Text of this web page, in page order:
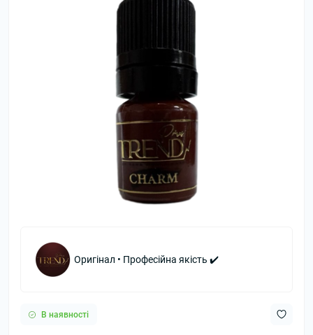
Оригінал • Професійна якість ✔️
В наявності